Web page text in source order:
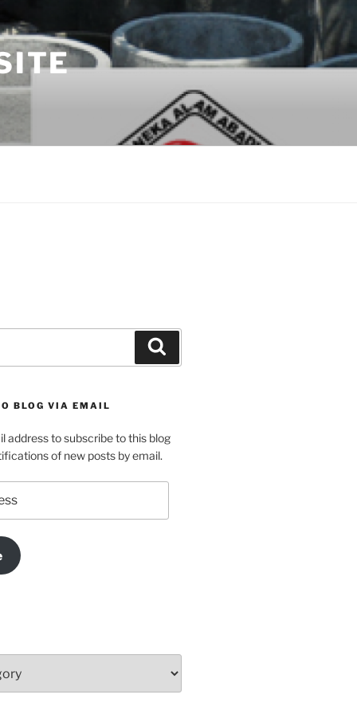
BLOG VIA EMAIL
address to subscribe to this blog
of new posts by email.